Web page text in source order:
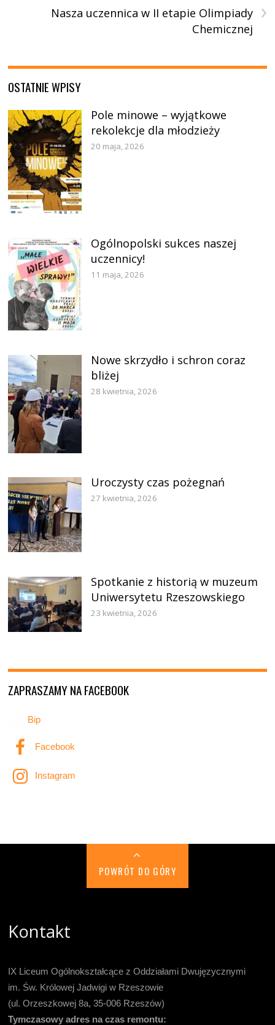
›
Nasza uczennica w II etapie Olimpiady
Chemicznej
OSTATNIE WPISY
Pole minowe – wyjątkowe
rekolekcje dla młodzieży
20 maja, 2026
Ogólnopolski sukces naszej
uczennicy!
11 maja, 2026
Nowe skrzydło i schron coraz
bliżej
28 kwietnia, 2026
Uroczysty czas pożegnań
27 kwietnia, 2026
Spotkanie z historią w muzeum
Uniwersytetu Rzeszowskiego
23 kwietnia, 2026
ZAPRASZAMY NA FACEBOOK
Bip
Facebook
Instagram
POWRÓT DO GÓRY
Kontakt
IX Liceum Ogólnokształcące z Oddziałami Dwujęzycznymi
im. Św. Królowej Jadwigi w Rzeszowie
(ul. Orzeszkowej 8a, 35-006 Rzeszów)
Tymczasowy adres na czas remontu: